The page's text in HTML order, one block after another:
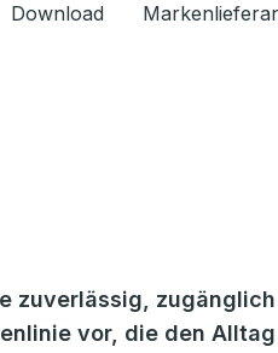
Download
zuverlässig, zugänglich
vor, die den Alltag